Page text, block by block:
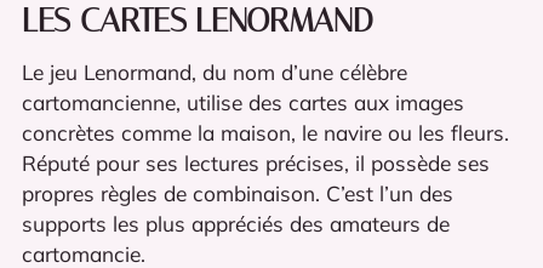
LES CARTES LENORMAND
Le jeu Lenormand, du nom d’une célèbre
cartomancienne, utilise des cartes aux images
concrètes comme la maison, le navire ou les fleurs.
Réputé pour ses lectures précises, il possède ses
propres règles de combinaison. C’est l’un des
supports les plus appréciés des amateurs de
cartomancie.